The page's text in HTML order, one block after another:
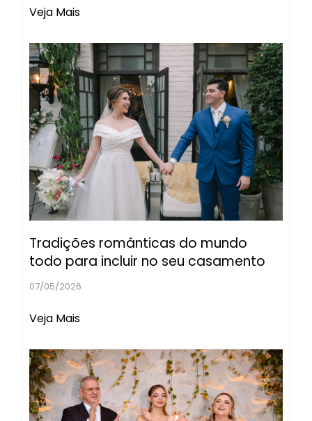
Veja Mais
Tradições românticas do mundo
todo para incluir no seu casamento
07/05/2026
Veja Mais